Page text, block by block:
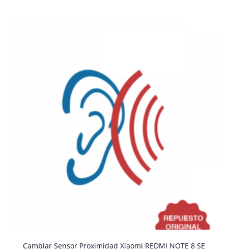
Cambiar Sensor Proximidad Xiaomi REDMI NOTE 8 SE